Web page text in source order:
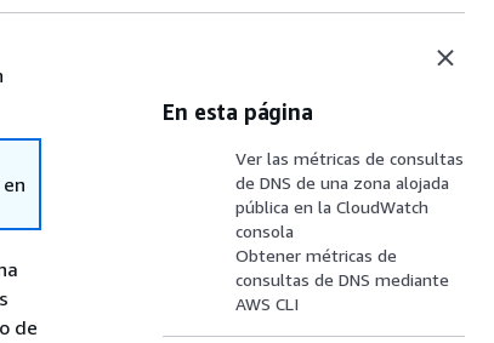
de
En esta página
Ver las métricas de consultas
de DNS de una zona alojada
pública en la CloudWatch
consola
Obtener métricas de
consultas de DNS mediante
AWS CLI